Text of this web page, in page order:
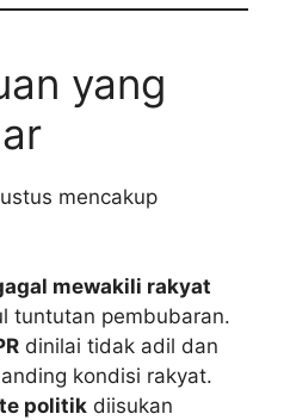
yang
mencakup
mewakili rakyat
tuntutan pembubaran.
dinilai tidak adil dan
kondisi rakyat.
politik diisukan